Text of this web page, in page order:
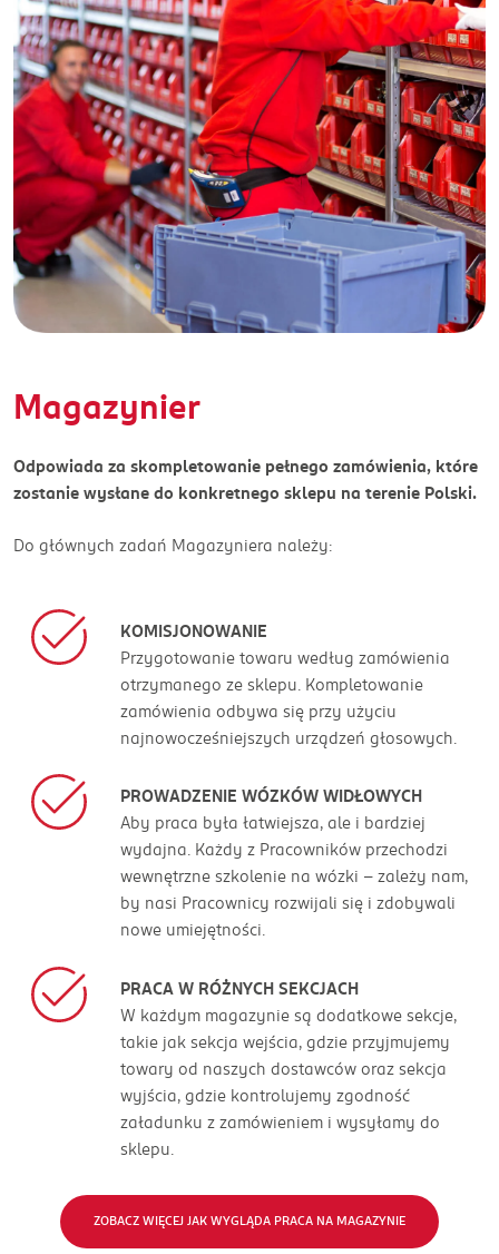
Magazynier
Odpowiada za skompletowanie pełnego zamówienia, które
zostanie wysłane do konkretnego sklepu na terenie Polski.
Do głównych zadań Magazyniera należy:
KOMISJONOWANIE
Przygotowanie towaru według zamówienia
otrzymanego ze sklepu. Kompletowanie
zamówienia odbywa się przy użyciu
najnowocześniejszych urządzeń głosowych.
PROWADZENIE WÓZKÓW WIDŁOWYCH
Aby praca była łatwiejsza, ale i bardziej
wydajna. Każdy z Pracowników przechodzi
wewnętrzne szkolenie na wózki – zależy nam,
by nasi Pracownicy rozwijali się i zdobywali
nowe umiejętności.
PRACA W RÓŻNYCH SEKCJACH
W każdym magazynie są dodatkowe sekcje,
takie jak sekcja wejścia, gdzie przyjmujemy
towary od naszych dostawców oraz sekcja
wyjścia, gdzie kontrolujemy zgodność
załadunku z zamówieniem i wysyłamy do
sklepu.
ZOBACZ WIĘCEJ JAK WYGLĄDA PRACA NA MAGAZYNIE